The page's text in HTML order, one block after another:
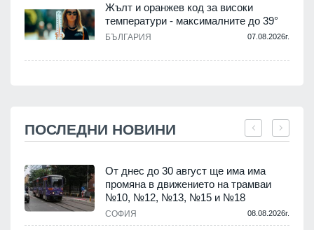
Жълт и оранжев код за високи
температури - максималните до 39°
БЪЛГАРИЯ 07.08.2026г.
ПОСЛЕДНИ НОВИНИ
От днес до 30 август ще има има
промяна в движението на трамваи
№10, №12, №13, №15 и №18
СОФИЯ 08.08.2026г.